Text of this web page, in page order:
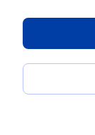
?
Est-ce